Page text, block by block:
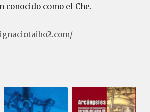
conocido como el Che.